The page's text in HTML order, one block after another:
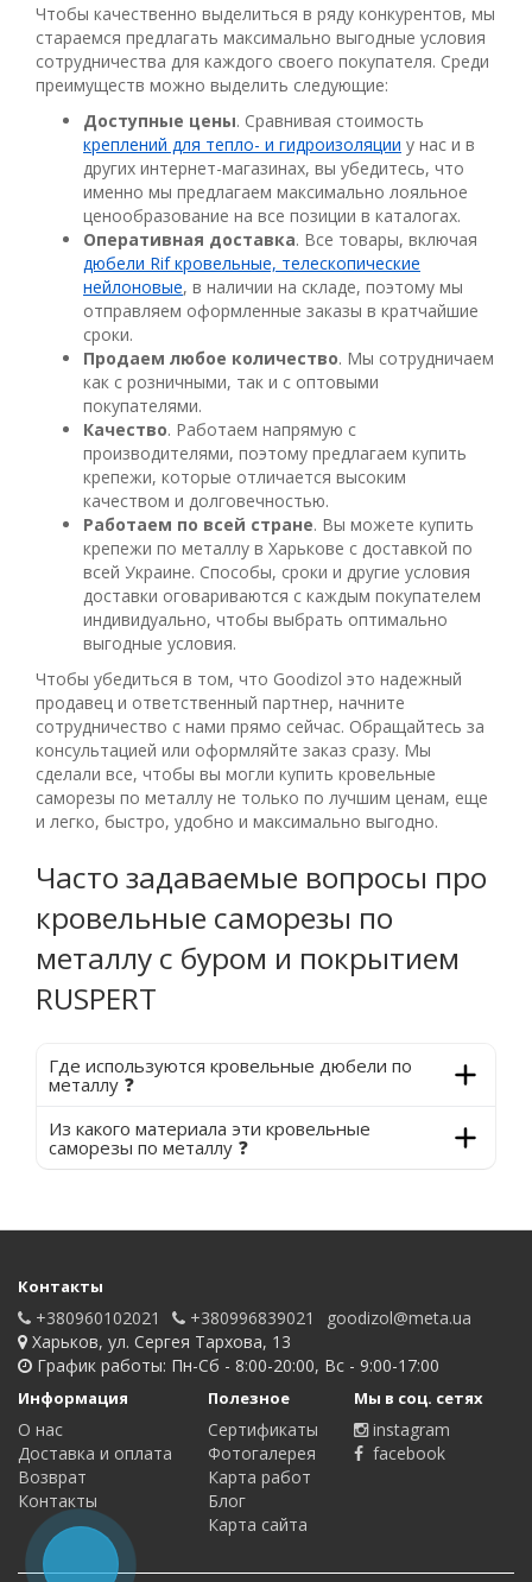
Чтобы качественно выделиться в ряду конкурентов, мы
стараемся предлагать максимально выгодные условия
сотрудничества для каждого своего покупателя. Среди
преимуществ можно выделить следующие:
Доступные цены. Сравнивая стоимость
креплений для тепло- и гидроизоляции у нас и в
других интернет-магазинах, вы убедитесь, что
именно мы предлагаем максимально лояльное
ценообразование на все позиции в каталогах.
Оперативная доставка. Все товары, включая
дюбели Rif кровельные, телескопические
нейлоновые, в наличии на складе, поэтому мы
отправляем оформленные заказы в кратчайшие
сроки.
Продаем любое количество. Мы сотрудничаем
как с розничными, так и с оптовыми
покупателями.
Качество. Работаем напрямую с
производителями, поэтому предлагаем купить
крепежи, которые отличается высоким
качеством и долговечностью.
Работаем по всей стране. Вы можете купить
крепежи по металлу в Харькове с доставкой по
всей Украине. Способы, сроки и другие условия
доставки оговариваются с каждым покупателем
индивидуально, чтобы выбрать оптимально
выгодные условия.
Чтобы убедиться в том, что Goodizol это надежный
продавец и ответственный партнер, начните
сотрудничество с нами прямо сейчас. Обращайтесь за
консультацией или оформляйте заказ сразу. Мы
сделали все, чтобы вы могли купить кровельные
саморезы по металлу не только по лучшим ценам, еще
и легко, быстро, удобно и максимально выгодно.
Часто задаваемые вопросы про
кровельные саморезы по
металлу с буром и покрытием
RUSPERT
Где используются кровельные дюбели по
металлу ❓
Из какого материала эти кровельные
саморезы по металлу ❓
Контакты
+380960102021 +380996839021
goodizol@meta.ua
Харьков, ул. Сергея Тархова, 13
График работы: Пн-Сб - 8:00-20:00, Вс - 9:00-17:00
Информация
О нас
Доставка и оплата
Возврат
Контакты
Полезное
Сертификаты
Фотогалерея
Карта работ
Блог
Карта сайта
Мы в соц. сетях
instagram
facebook